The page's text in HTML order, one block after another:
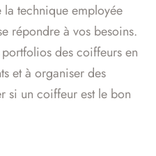
technique employée
répondre à vos besoins.
des coiffeurs en
et à organiser des
si un coiffeur est le bon